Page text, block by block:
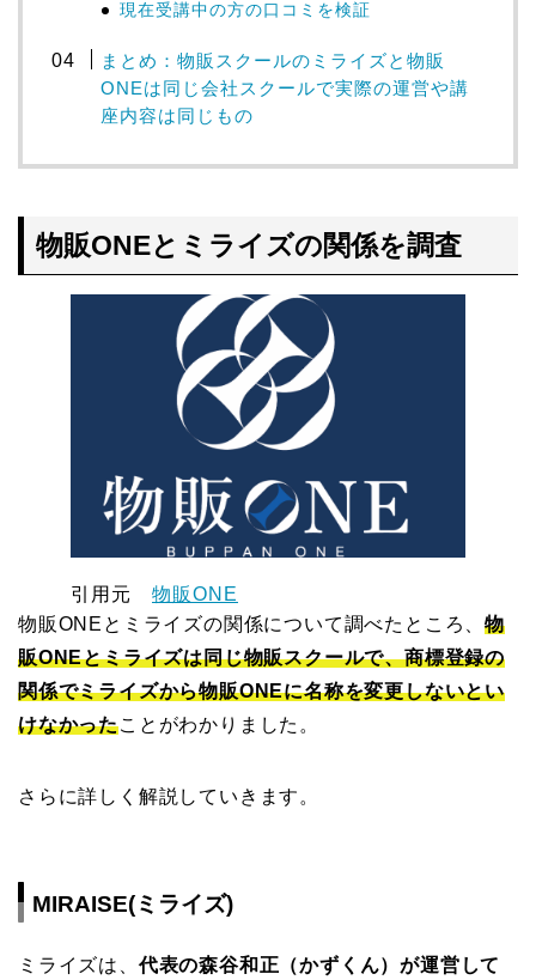
現在受講中の方の口コミを検証
まとめ：物販スクールのミライズと物販
ONEは同じ会社スクールで実際の運営や講
座内容は同じもの
物販ONEとミライズの関係を調査
引用元 物販ONE
物販ONEとミライズの関係について調べたところ、物
販ONEとミライズは同じ物販スクールで、商標登録の
関係でミライズから物販ONEに名称を変更しないとい
けなかったことがわかりました。
さらに詳しく解説していきます。
MIRAISE(ミライズ)
ミライズは、 代表の森谷和正（かずくん）が運営して